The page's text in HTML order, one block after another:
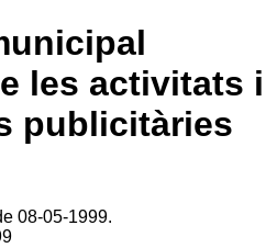
les activitats i
publicitàries
08-05-1999.